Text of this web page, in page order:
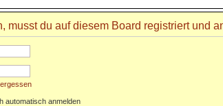
musst du auf diesem Board registriert und
automatisch anmelden